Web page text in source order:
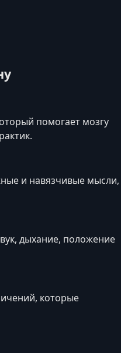
помогает мозгу
и навязчивые мысли,
дыхание, положение
которые